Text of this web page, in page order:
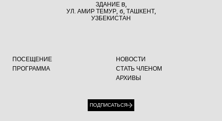
ЗДАНИЕ B,
УЛ. АМИР ТЕМУР, 6, ТАШКЕНТ,
УЗБЕКИСТАН
ПОСЕЩЕНИЕ
ПРОГРАММА
НОВОСТИ
СТАТЬ ЧЛЕНОМ
АРХИВЫ
ПОДПИСАТЬСЯ